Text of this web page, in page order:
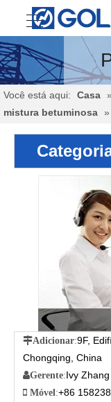
Você está aqui: Casa »
mistura betuminosa »
Adicionar:9F,
Chongqing, China
Gerente:Ivy Zhang
 Móvel :+86